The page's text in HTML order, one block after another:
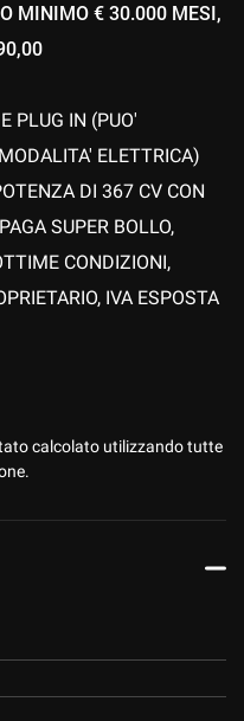
MINIMO € 30.000 MESI,
PLUG IN (PUO'
ELETTRICA)
DI 367 CV CON
SUPER BOLLO,
CONDIZIONI,
IVA ESPOSTA
BRACCIOLO,
PADDLES, CRUISE
calcolato utilizzando tutte
dell'esperienza utente